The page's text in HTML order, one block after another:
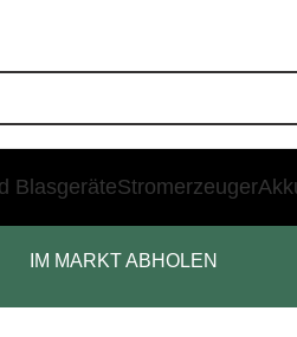
BlasgeräteStromerzeuger
IM MARKT ABHOLEN